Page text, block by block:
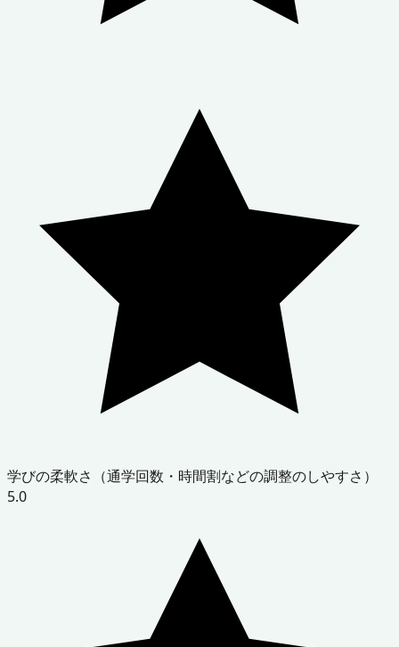
学びの柔軟さ（通学回数・時間割などの調整のしやすさ）
5.0